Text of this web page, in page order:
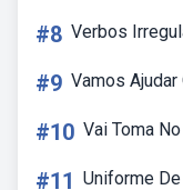
#8 Verbos
#9 Vamos
#10 Vai Toma
#11 Uniforme